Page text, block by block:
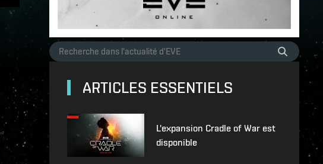
ARTICLES ESSENTIELS
L'expansion Cradle of War est
disponible